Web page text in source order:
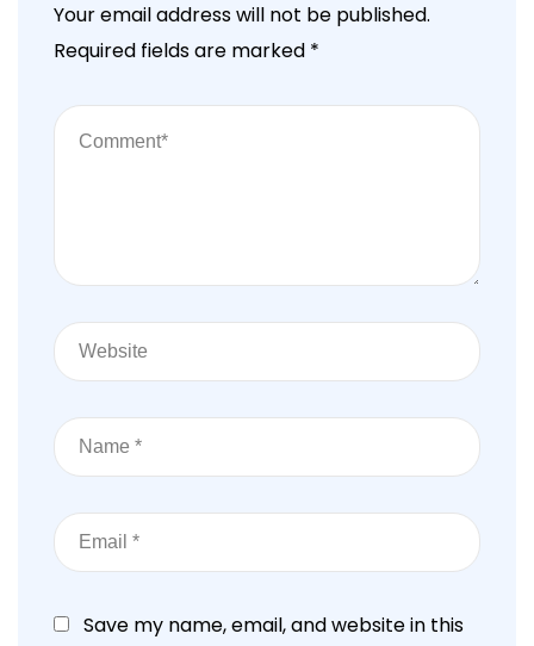
Your email address will not be published.
Required fields are marked *
Save my name, email, and website in this